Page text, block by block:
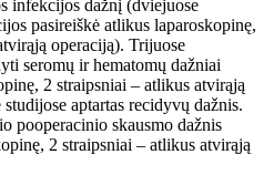
infekcijos dažnį (dviejuose
pasireiškė atlikus laparoskopinę,
ąją operaciją). Trijuose
seromų ir hematomų dažniai
ę, 2 straipsniai – atlikus atvirąją
aptartas recidyvų dažnis.
pooperacinio skausmo dažnis
ę, 2 straipsniai – atlikus atvirąją